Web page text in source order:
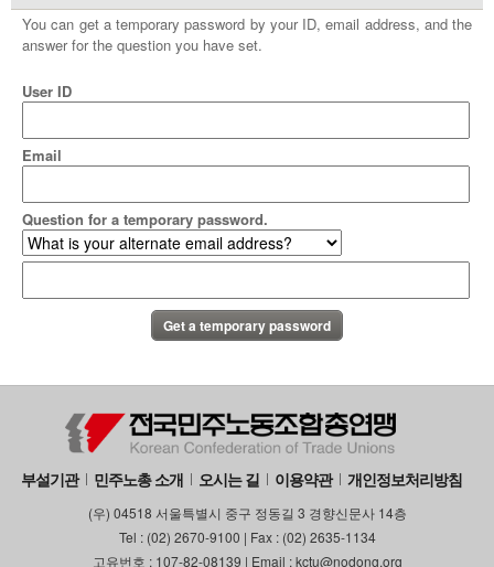
You can get a temporary password by your ID, email address, and the
answer for the question you have set.
User ID
Email
Question for a temporary password.
부설기관 민주노총 소개 오시는 길 이용약관 개인정보처리방침
(우) 04518 서울특별시 중구 정동길 3 경향신문사 14층
Tel : (02) 2670-9100 | Fax : (02) 2635-1134
고유번호 : 107-82-08139 | Email : kctu@nodong.org
부설기관